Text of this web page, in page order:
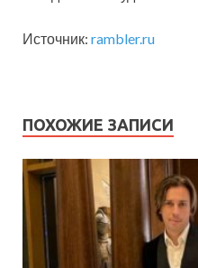
Источник: rambler.ru
ПОХОЖИЕ ЗАПИСИ